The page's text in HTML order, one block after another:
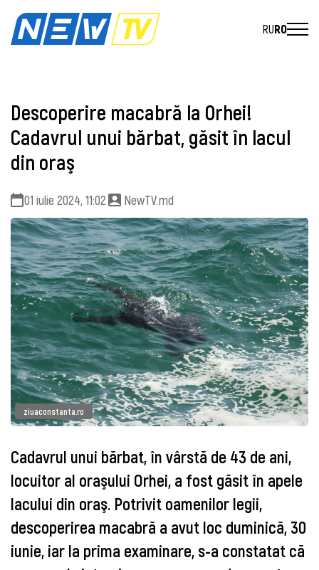
RURO
Descoperire macabră la Orhei!
Cadavrul unui bărbat, găsit în lacul
din oraş
01 iulie 2024, 11:02 NewTV.md
ziuaconstanta.ro
Cadavrul unui bărbat, în vârstă de 43 de ani,
locuitor al oraşului Orhei, a fost găsit în apele
lacului din oraş. Potrivit oamenilor legii,
descoperirea macabră a avut loc duminică, 30
iunie, iar la prima examinare, s-a constatat că